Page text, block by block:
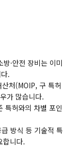
·안전 장비는 이미
.
처(MOIP, 구 특허
가 많습니다.
특허와의 차별 포인
방식 등 기술적 특
합니다.